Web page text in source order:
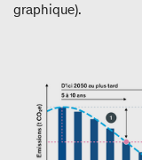
graphique).